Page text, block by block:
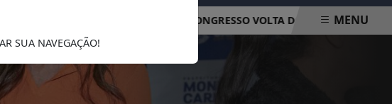
CONGRESSO VOLTA DO RECESSO SEMMENU
SUA NAVEGAÇÃO!